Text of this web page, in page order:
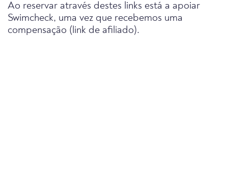
Ao reservar através destes links está a apoiar
Swimcheck, uma vez que recebemos uma
compensação (link de afiliado).